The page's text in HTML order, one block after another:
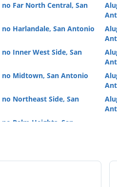
Far North Central, San
Harlandale, San Antonio
Inner West Side, San
no Midtown, San Antonio
Northeast Side, San
Palm Heights, San